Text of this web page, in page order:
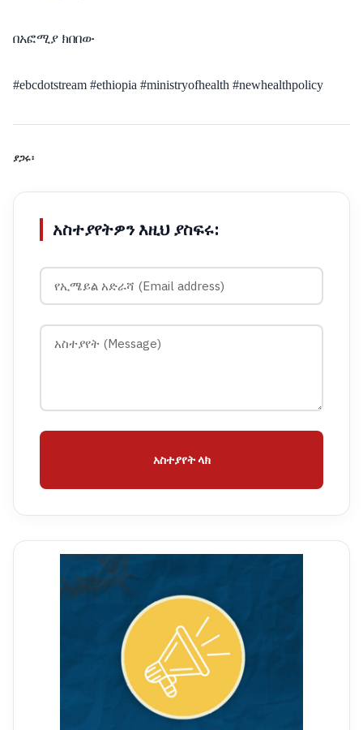
በአፎሚያ ክበበው
#ebcdotstream #ethiopia #ministryofhealth #newhealthpolicy
ያጋሩ፡
አስተያየትዎን እዚህ ያስፍሩ:
አስተያየት ላክ